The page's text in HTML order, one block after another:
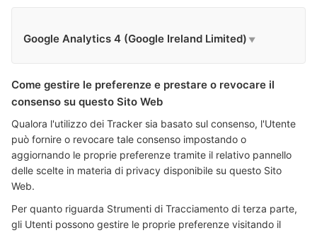
Google Analytics 4 (Google Ireland Limited)
Come gestire le preferenze e prestare o revocare il
consenso su questo Sito Web
Qualora l'utilizzo dei Tracker sia basato sul consenso, l'Utente
può fornire o revocare tale consenso impostando o
aggiornando le proprie preferenze tramite il relativo pannello
delle scelte in materia di privacy disponibile su questo Sito
Web.
Per quanto riguarda Strumenti di Tracciamento di terza parte,
gli Utenti possono gestire le proprie preferenze visitando il